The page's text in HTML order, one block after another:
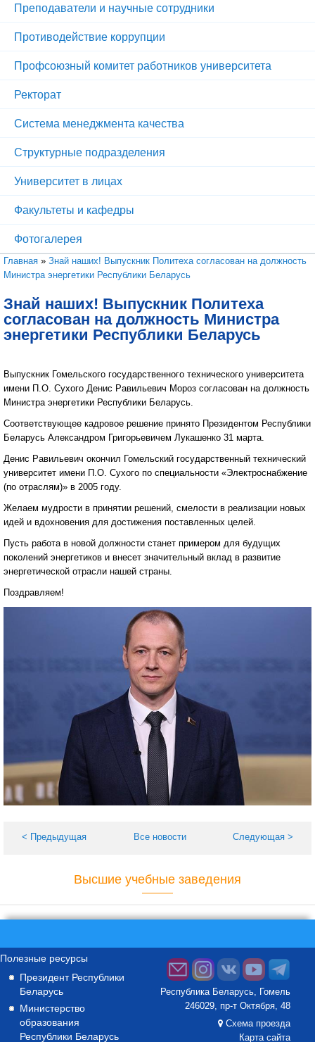
Преподаватели и научные сотрудники
Противодействие коррупции
Профсоюзный комитет работников университета
Ректорат
Система менеджмента качества
Структурные подразделения
Университет в лицах
Факультеты и кафедры
Фотогалерея
Вы здесь
Главная » Знай наших! Выпускник Политеха согласован на должность
Министра энергетики Республики Беларусь
Знай наших! Выпускник Политеха
согласован на должность Министра
энергетики Республики Беларусь
Выпускник Гомельского государственного технического университета
имени П.О. Сухого Денис Равильевич Мороз согласован на должность
Министра энергетики Республики Беларусь.
Соответствующее кадровое решение принято Президентом Республики
Беларусь Александром Григорьевичем Лукашенко 31 марта.
Денис Равильевич окончил Гомельский государственный технический
университет имени П.О. Сухого по специальности «Электроснабжение
(по отраслям)» в 2005 году.
Желаем мудрости в принятии решений, смелости в реализации новых
идей и вдохновения для достижения поставленных целей.
Пусть работа в новой должности станет примером для будущих
поколений энергетиков и внесет значительный вклад в развитие
энергетической отрасли нашей страны.
Поздравляем!
< Предыдущая Все новости Следующая >
Высшие учебные заведения
Полезные ресурсы
Президент Республики
Беларусь
Министерство
образования
Республики Беларусь
Республика Беларусь, Гомель
246029, пр-т Октября, 48
Схема проезда
Карта сайта